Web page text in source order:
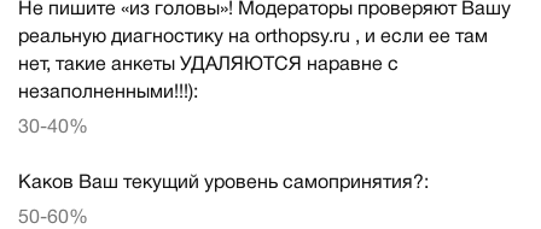
Не пишите «из головы»! Модераторы проверяют Вашу
реальную диагностику на orthopsy.ru , и если ее там
нет, такие анкеты УДАЛЯЮТСЯ наравне с
незаполненными!!!):
30-40%
Каков Ваш текущий уровень самопринятия?:
50-60%